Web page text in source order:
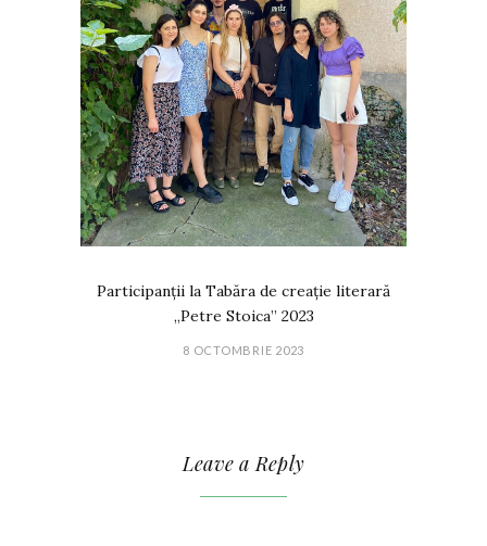
Participanții la Tabăra de creație literară
„Petre Stoica” 2023
8 OCTOMBRIE 2023
Leave a Reply